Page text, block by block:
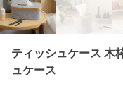
ティッシュケース 木
ュケース